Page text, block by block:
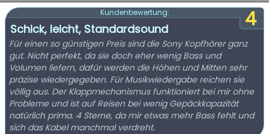
4
Kundenbewertung:
Schick, leicht, Standardsound
Für einen so günstigen Preis sind die Sony Kopfhörer ganz
gut. Nicht perfekt, da sie doch eher wenig Bass und
Volumen liefern, dafür werden die Höhen und Mitten sehr
präzise wiedergegeben. Für Musikwiedergabe reichen sie
völlig aus. Der Klappmechanismus funktioniert bei mir ohne
Probleme und ist auf Reisen bei wenig Gepäckkapazität
natürlich prima. 4 Sterne, da mir etwas mehr Bass fehlt und
sich das Kabel manchmal verdreht.